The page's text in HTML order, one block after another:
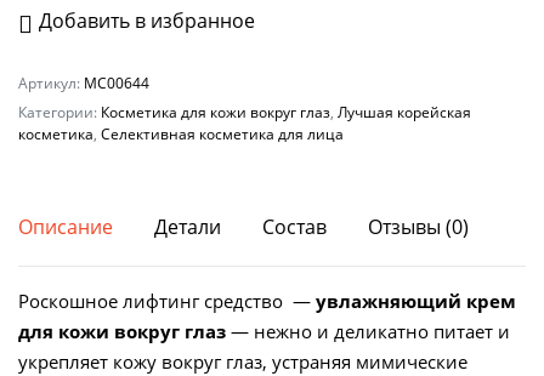
Добавить в избранное
Артикул: MC00644
Категории: Косметика для кожи вокруг глаз, Лучшая корейская
косметика, Селективная косметика для лица
Описание Детали Состав Отзывы (0)
Роскошное лифтинг средство — увлажняющий крем
для кожи вокруг глаз — нежно и деликатно питает и
укрепляет кожу вокруг глаз, устраняя мимические